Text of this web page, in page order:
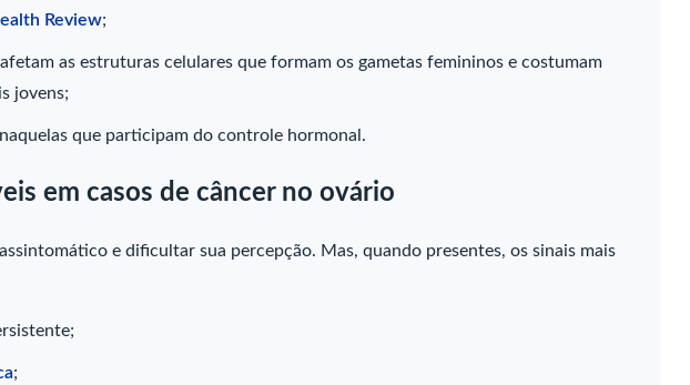
Review;
as estruturas celulares que formam os gametas femininos e costumam
jovens;
que participam do controle hormonal.
em casos de câncer no ovário
e dificultar sua percepção. Mas, quando presentes, os sinais mais
;